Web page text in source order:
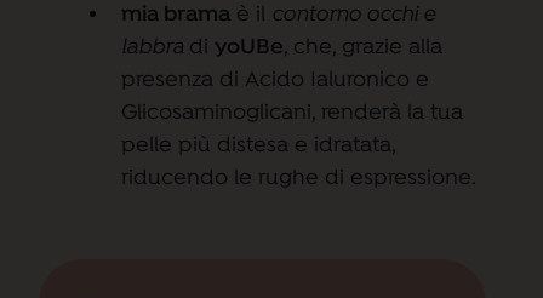
mia bramaè il contorno occhi e
labbra di yoUBe, che, grazie alla
presenza di Acido Ialuronico e
Glicosaminoglicani, renderà la tua
pelle più distesa e idratata,
riducendo le rughe di espressione.